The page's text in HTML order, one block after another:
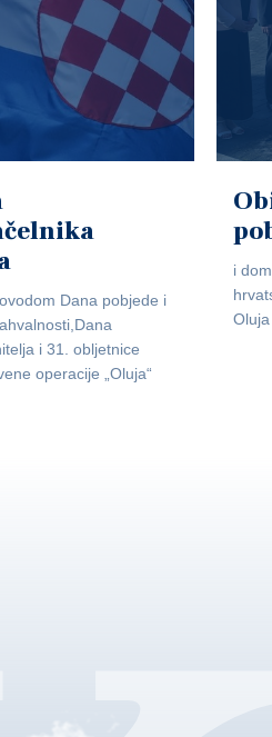
Dana pobjede i
i 31. obljetnice
operacije „Oluja“
i
Oluja